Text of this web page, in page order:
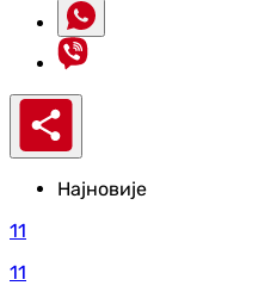
Најновије
11
11